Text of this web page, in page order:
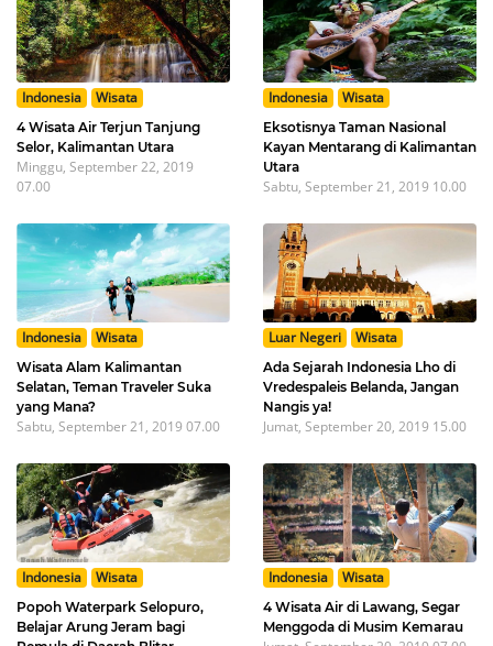
Indonesia Wisata
4 Wisata Air Terjun Tanjung
Selor, Kalimantan Utara
Minggu, September 22, 2019
07.00
Indonesia Wisata
Eksotisnya Taman Nasional
Kayan Mentarang di Kalimantan
Utara
Sabtu, September 21, 2019 10.00
Indonesia Wisata
Wisata Alam Kalimantan
Selatan, Teman Traveler Suka
yang Mana?
Sabtu, September 21, 2019 07.00
Luar Negeri Wisata
Ada Sejarah Indonesia Lho di
Vredespaleis Belanda, Jangan
Nangis ya!
Jumat, September 20, 2019 15.00
Indonesia Wisata
Popoh Waterpark Selopuro,
Belajar Arung Jeram bagi
Indonesia Wisata
4 Wisata Air di Lawang, Segar
Menggoda di Musim Kemarau